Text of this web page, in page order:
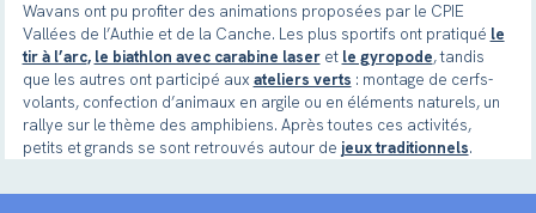
Wavans ont pu profiter des animations proposées par le CPIE
Vallées de l’Authie et de la Canche. Les plus sportifs ont pratiqué le
tir à l’arc, le biathlon avec carabine laseret le gyropode, tandis
que les autres ont participé aux ateliers verts : montage de cerfs-
volants, confection d’animaux en argile ou en éléments naturels, un
rallye sur le thème des amphibiens. Après toutes ces activités,
petits et grands se sont retrouvés autour de jeux traditionnels.